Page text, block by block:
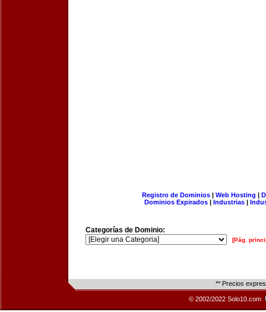
Registro de Dominios| Web Hosting |
Dominios Expirados | Industrias |
Categorías de Dominio:
[Pág.
** Precios
© 2002/2022 Solo10.com